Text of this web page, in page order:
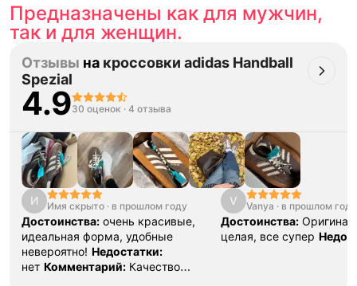
Предназначены как для мужчин,
так и для женщин.
Отзывы на кроссовки adidas Handball
Spezial
4.930 оценок · 4 отзыва
И Имя скрыто · в прошлом году
Достоинства: очень красивые,
идеальная форма, удобные
невероятно! Недостатки:
нет Комментарий: Качество
V Vanya · в прошлом году
Достоинства:
целая, все супер